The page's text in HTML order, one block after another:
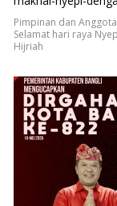
Pimpinan dan
Selamat hari raya
Hijriah